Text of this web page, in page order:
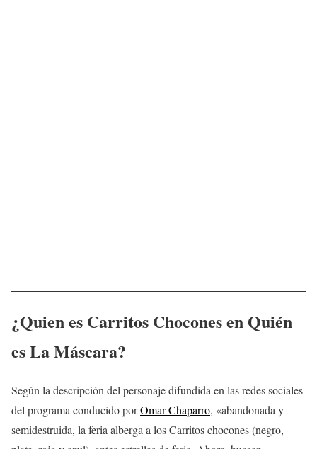
¿Quien es Carritos Chocones en Quién
es La Máscara?
Según la descripción del personaje difundida en las redes sociales
del programa conducido porOmar Chaparro, «abandonada y
semidestruida, la feria alberga a los Carritos chocones (negro,